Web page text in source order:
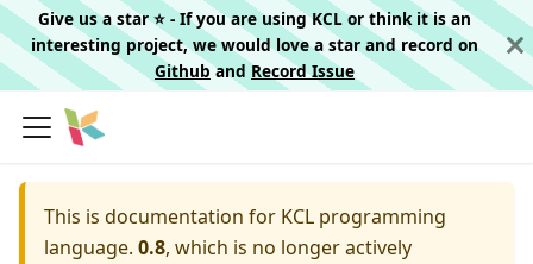
Give us a star ⭐️ - If you are using KCL or think it is an
interesting project, we would love a star and record on
Githuband Record Issue
This is documentation for KCL programming
language. 0.8, which is no longer actively